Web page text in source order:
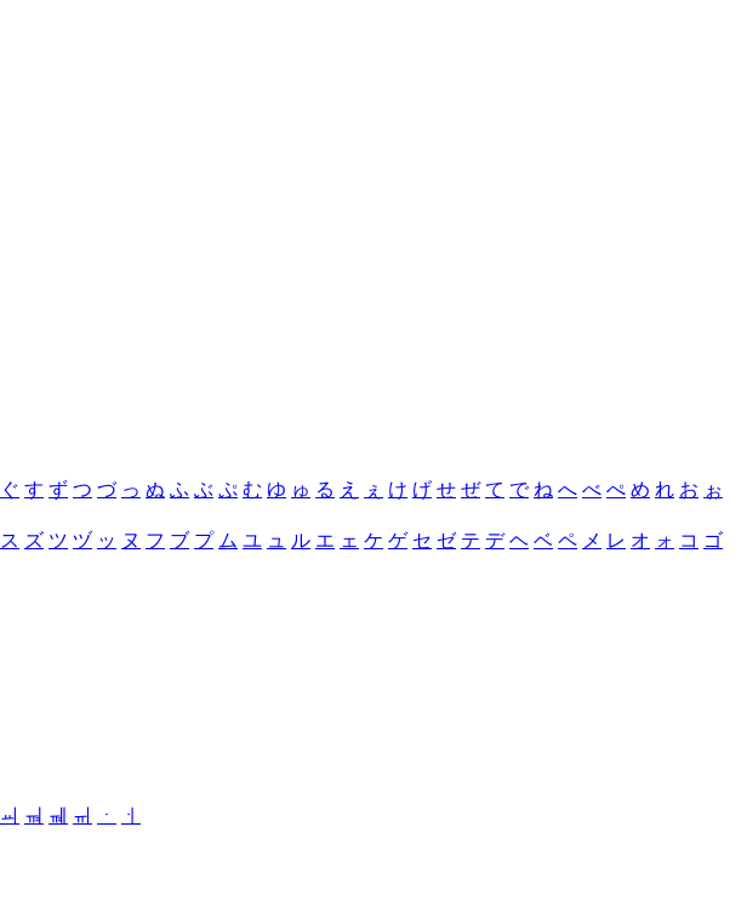
ぐ す ず つ づ っ ぬ ふ ぶ ぷ む ゆ ゅ る え ぇ け げ せ ぜ て で ね へ べ ぺ め れ お ぉ
ス ズ ツ ヅ ッ ヌ フ ブ プ ム ユ ュ ル エ ェ ケ ゲ セ ゼ テ デ ヘ ベ ペ メ レ オ ォ コ ゴ
ㆉ ㆊ ㆋ ㆌ ㆍ
ㆎ